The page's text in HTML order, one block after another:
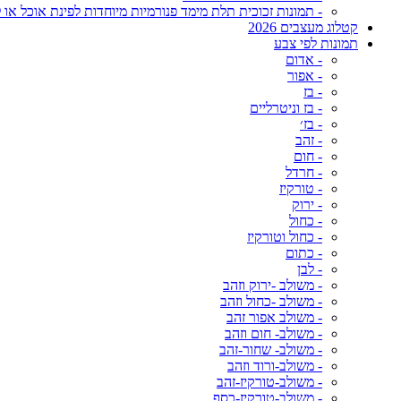
- תמונות זכוכית תלת מימד פנורמיות מיוחדות לפינת אוכל או
קטלוג מעצבים 2026
תמונות לפי צבע
- אדום
- אפור
- בז
- בז וניטרליים
- בז׳
- זהב
- חום
- חרדל
- טורקיז
- ירוק
- כחול
- כחול וטורקיז
- כתום
- לבן
- משולב -ירוק וזהב
- משולב -כחול וזהב
- משולב אפור זהב
- משולב- חום וזהב
- משולב- שחור-זהב
- משולב-ורוד וזהב
- משולב-טורקיז-זהב
- משולב-טורקיז-כסף